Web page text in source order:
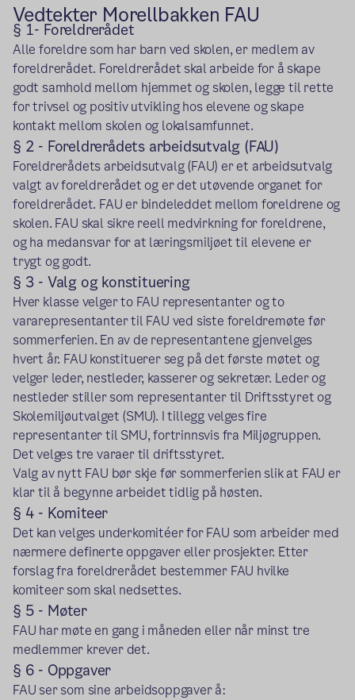
Vedtekter Morellbakken FAU
§ 1- Foreldrerådet
Alle foreldre som har barn ved skolen, er medlem av
foreldrerådet. Foreldrerådet skal arbeide for å skape
godt samhold mellom hjemmet og skolen, legge til rette
for trivsel og positiv utvikling hos elevene og skape
kontakt mellom skolen og lokalsamfunnet.
§ 2 - Foreldrerådets arbeidsutvalg (FAU)
Foreldrerådets arbeidsutvalg (FAU) er et arbeidsutvalg
valgt av foreldrerådet og er det utøvende organet for
foreldrerådet. FAU er bindeleddet mellom foreldrene og
skolen. FAU skal sikre reell medvirkning for foreldrene,
og ha medansvar for at læringsmiljøet til elevene er
trygt og godt.
§ 3 - Valg og konstituering
Hver klasse velger to FAU representanter og to
vararepresentanter til FAU ved siste foreldremøte før
sommerferien. En av de representantene gjenvelges
hvert år. FAU konstituerer seg på det første møtet og
velger leder, nestleder, kasserer og sekretær. Leder og
nestleder stiller som representanter til Driftsstyret og
Skolemiljøutvalget (SMU). I tillegg velges fire
representanter til SMU, fortrinnsvis fra Miljøgruppen.
Det velges tre varaer til driftsstyret.
Valg av nytt FAU bør skje før sommerferien slik at FAU er
klar til å begynne arbeidet tidlig på høsten.
§ 4 - Komiteer
Det kan velges underkomitéer for FAU som arbeider med
nærmere definerte oppgaver eller prosjekter. Etter
forslag fra foreldrerådet bestemmer FAU hvilke
komiteer som skal nedsettes.
§ 5 - Møter
FAU har møte en gang i måneden eller når minst tre
medlemmer krever det.
§ 6 - Oppgaver
FAU ser som sine arbeidsoppgaver å: